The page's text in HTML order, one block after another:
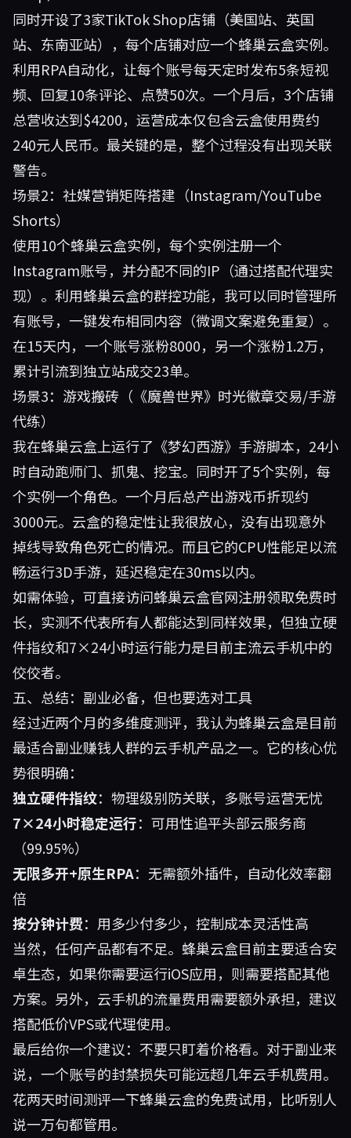
同时开设了3家TikTok Shop店铺（美国站、英国
站、东南亚站），每个店铺对应一个蜂巢云盒实例。
利用RPA自动化，让每个账号每天定时发布5条短视
频、回复10条评论、点赞50次。一个月后，3个店铺
总营收达到$4200，运营成本仅包含云盒使用费约
240元人民币。最关键的是，整个过程没有出现关联
警告。
场景2：社媒营销矩阵搭建（Instagram/YouTube
Shorts）
使用10个蜂巢云盒实例，每个实例注册一个
Instagram账号，并分配不同的IP（通过搭配代理实
现）。利用蜂巢云盒的群控功能，我可以同时管理所
有账号，一键发布相同内容（微调文案避免重复）。
在15天内，一个账号涨粉8000，另一个涨粉1.2万，
累计引流到独立站成交23单。
场景3：游戏搬砖（《魔兽世界》时光徽章交易/手游
代练）
我在蜂巢云盒上运行了《梦幻西游》手游脚本，24小
时自动跑师门、抓鬼、挖宝。同时开了5个实例，每
个实例一个角色。一个月后总产出游戏币折现约
3000元。云盒的稳定性让我很放心，没有出现意外
掉线导致角色死亡的情况。而且它的CPU性能足以流
畅运行3D手游，延迟稳定在30ms以内。
如需体验，可直接访问蜂巢云盒官网注册领取免费时
长，实测不代表所有人都能达到同样效果，但独立硬
件指纹和7×24小时运行能力是目前主流云手机中的
佼佼者。
五、总结：副业必备，但也要选对工具
经过近两个月的多维度测评，我认为蜂巢云盒是目前
最适合副业赚钱人群的云手机产品之一。它的核心优
势很明确：
独立硬件指纹：物理级别防关联，多账号运营无忧
7×24小时稳定运行：可用性追平头部云服务商
（99.95%）
无限多开+原生RPA：无需额外插件，自动化效率翻
倍
按分钟计费：用多少付多少，控制成本灵活性高
当然，任何产品都有不足。蜂巢云盒目前主要适合安
卓生态，如果你需要运行iOS应用，则需要搭配其他
方案。另外，云手机的流量费用需要额外承担，建议
搭配低价VPS或代理使用。
最后给你一个建议：不要只盯着价格看。对于副业来
说，一个账号的封禁损失可能远超几年云手机费用。
花两天时间测评一下蜂巢云盒的免费试用，比听别人
说一万句都管用。